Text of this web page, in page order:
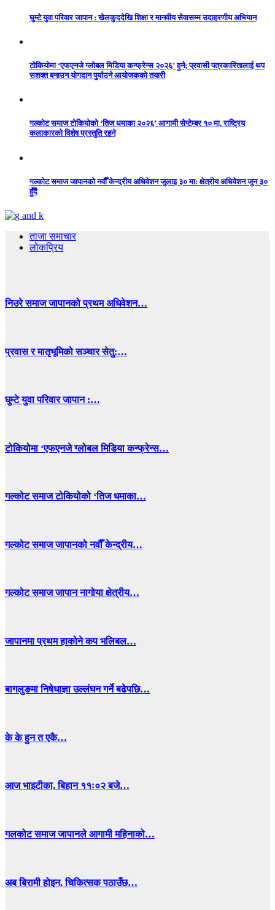
घुम्टे युवा परिवार जापान : खेलकुददेखि शिक्षा र मानवीय सेवासम्म उदाहरणीय अभियान
टोकियोमा ‘एफएनजे ग्लोबल मिडिया कन्फ्रेन्स २०२६’ हुने; प्रवासी पत्रकारितालाई थप
सशक्त बनाउन योगदान पुर्याउने आयोजकको तयारी
गल्कोट समाज टोकियोको ‘तिज धमाका २०२६’ आगामी सेप्टेम्बर १० मा, राष्ट्रिय
कलाकारको विशेष प्रस्तुति रहने
गल्कोट समाज जापानको नवौँ केन्द्रीय अधिवेशन जुलाइ ३० मा: क्षेत्रीय अधिवेशन जुन ३०
हुँदै
ताजा समाचार
लोकप्रिय
निउरे समाज जापानको प्रथम अधिवेशन…
प्रवास र मातृभूमिको सञ्चार सेतु:…
घुम्टे युवा परिवार जापान :…
टोकियोमा ‘एफएनजे ग्लोबल मिडिया कन्फ्रेन्स…
गल्कोट समाज टोकियोको ‘तिज धमाका…
गल्कोट समाज जापानको नवौँ केन्द्रीय…
गल्कोट समाज जापान नागोया क्षेत्रीय…
जापानमा प्रथम हाकोने कप भलिबल…
बागलुङमा निषेधाज्ञा उल्लंघन गर्ने बढेपछि…
के के हुन त एकै…
आज भाइटीका, बिहान ११ः०२ बजे…
गलकोट समाज जापानले आगामी महिनाको…
अब बिरामी होइन, चिकित्सक पठाउँछ…